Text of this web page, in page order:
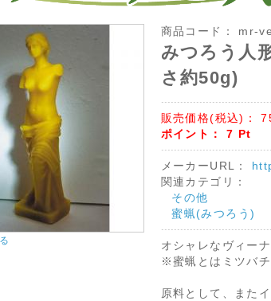
商品コード： mr-
みつろう人
さ約50g)
販売価格(税込)：
ポイント： 7 Pt
メーカーURL：
関連カテゴリ：
その他
蜜蝋(みつろう)
オシャレなヴィー
※蜜蝋とはミツバチ
原料として、また